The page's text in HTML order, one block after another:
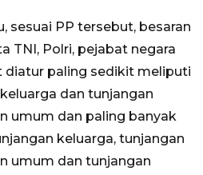
sesuai PP tersebut, besaran
TNI, Polri, pejabat negara
diatur paling sedikit meliputi
dan tunjangan
umum dan paling banyak
keluarga, tunjangan
umum dan tunjangan